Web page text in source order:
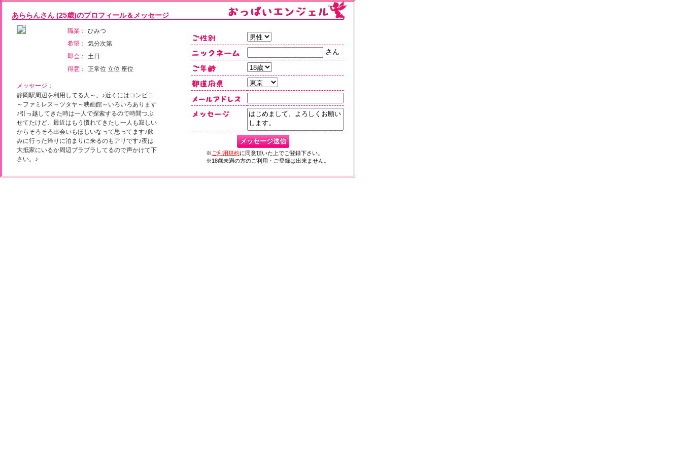
あららんさん (25歳)のプロフィール＆メッセージ
職業：
ひみつ
希望：
気分次第
即会：
土日
得意：
正常位 立位 座位
メッセージ：
静岡駅周辺を利用してる人～。♪近くにはコンビニ
～ファミレス～ツタヤ～映画館～いろいろあります
♪引っ越してきた時は一人で探索するので時間つぶ
せてたけど、最近はもう慣れてきたし一人も寂しい
からそろそろ出会いもほしいなって思ってます♪飲
みに行った帰りに泊まりに来るのもアリです♪夜は
大抵家にいるか周辺ブラブラしてるので声かけて下
さい。♪